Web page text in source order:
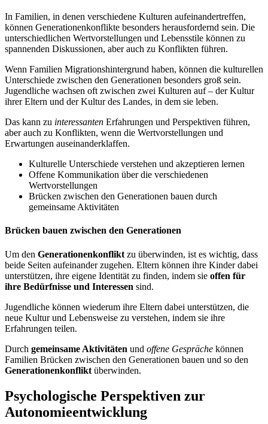
In Familien, in denen verschiedene Kulturen aufeinandertreffen,
können Generationenkonflikte besonders herausfordernd sein. Die
unterschiedlichen Wertvorstellungen und Lebensstile können zu
spannenden Diskussionen, aber auch zu Konflikten führen.
Wenn Familien Migrationshintergrund haben, können die kulturellen
Unterschiede zwischen den Generationen besonders groß sein.
Jugendliche wachsen oft zwischen zwei Kulturen auf – der Kultur
ihrer Eltern und der Kultur des Landes, in dem sie leben.
Das kann zu interessanten Erfahrungen und Perspektiven führen,
aber auch zu Konflikten, wenn die Wertvorstellungen und
Erwartungen auseinanderklaffen.
Kulturelle Unterschiede verstehen und akzeptieren lernen
Offene Kommunikation über die verschiedenen
Wertvorstellungen
Brücken zwischen den Generationen bauen durch
gemeinsame Aktivitäten
Brücken bauen zwischen den Generationen
Um den Generationenkonflikt zu überwinden, ist es wichtig, dass
beide Seiten aufeinander zugehen. Eltern können ihre Kinder dabei
unterstützen, ihre eigene Identität zu finden, indem sie offen für
ihre Bedürfnisse und Interessen sind.
Jugendliche können wiederum ihre Eltern dabei unterstützen, die
neue Kultur und Lebensweise zu verstehen, indem sie ihre
Erfahrungen teilen.
Durch gemeinsame Aktivitäten und offene Gespräche können
Familien Brücken zwischen den Generationen bauen und so den
Generationenkonflikt überwinden.
Psychologische Perspektiven zur
Autonomieentwicklung